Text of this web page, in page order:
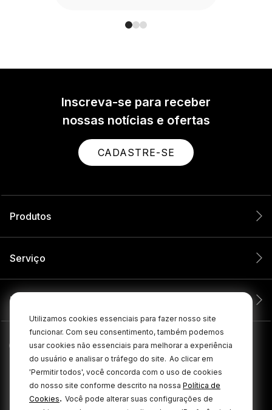
Utilizamos cookies essenciais para fazer nosso site
funcionar. Com seu consentimento, também podemos
usar cookies não essenciais para melhorar a experiência
do usuário e analisar o tráfego do site. Ao clicar em
'Permitir todos', você concorda com o uso de cookies
do nosso site conforme descrito na nossa Política de
Cookies. Você pode alterar suas configurações de
Inscreva-se para receber
nossas notícias e ofertas
CADASTRE-SE
Produtos
Serviço
Empresa